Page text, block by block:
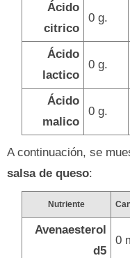
Ácido
citrico
0 g.
Ácido
lactico
0 g.
Ácido
malico
0 g.
A continuación, se
salsa de queso:
Nutriente
Avenaesterol
d5
0